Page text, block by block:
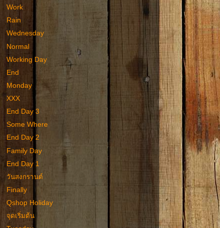
Work
Rain
Wednesday
Normal
Working Day
End
Monday
XXX
End Day 3
Some Where
End Day 2
Family Day
End Day 1
วันสงกรานต์
Finally
Qshop Holiday
จุดเริ่มต้น